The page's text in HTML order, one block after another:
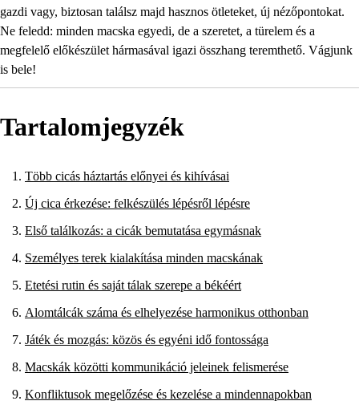
gazdi vagy, biztosan találsz majd hasznos ötleteket, új nézőpontokat.
Ne feledd: minden macska egyedi, de a szeretet, a türelem és a
megfelelő előkészület hármasával igazi összhang teremthető. Vágjunk
is bele!
Tartalomjegyzék
Több cicás háztartás előnyei és kihívásai
Új cica érkezése: felkészülés lépésről lépésre
Első találkozás: a cicák bemutatása egymásnak
Személyes terek kialakítása minden macskának
Etetési rutin és saját tálak szerepe a békéért
Alomtálcák száma és elhelyezése harmonikus otthonban
Játék és mozgás: közös és egyéni idő fontossága
Macskák közötti kommunikáció jeleinek felismerése
Konfliktusok megelőzése és kezelése a mindennapokban